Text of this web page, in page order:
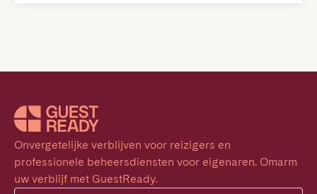
Onvergetelijke verblijven voor reizigers en
professionele beheersdiensten voor eigenaren. Omarm
uw verblijf met GuestReady.